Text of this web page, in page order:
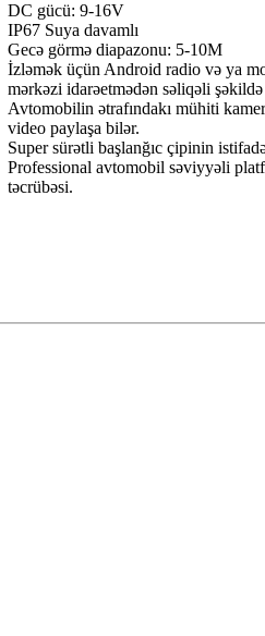
DC gücü: 9-16V
IP67 Suya davamlı
Gecə görmə diapazonu: 5-10M
İzləmək üçün Android radio və ya
mərkəzi idarəetmədən səliqəli
Avtomobilin ətrafındakı mühiti
video paylaşa bilər.
Super sürətli başlanğıc çipinin
Professional avtomobil səviyyəli
təcrübəsi.